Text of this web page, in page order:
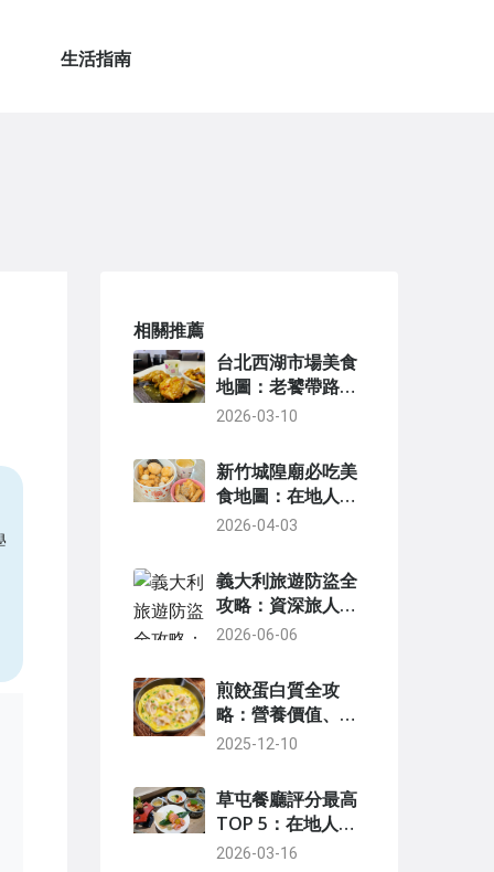
生活指南
相關推薦
台北西湖市場美食
地圖：老饕帶路，
從早餐吃到宵夜的
2026-03-10
新竹城隍廟必吃美
食地圖：在地人帶
路，從廟口小吃到
2026-04-03
義大利旅遊防盜全
攻略：資深旅人的
實戰技巧與必備小
2026-06-06
煎餃蛋白質全攻
略：營養價值、健
康吃法與食譜大公
2025-12-10
草屯餐廳評分最高
TOP 5：在地人與
遊客一致推崇的美
2026-03-16